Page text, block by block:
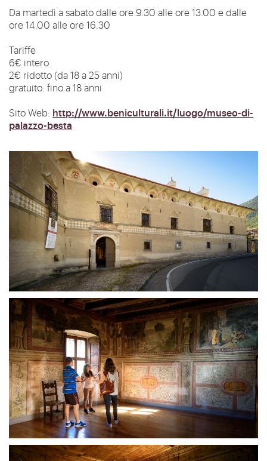
Da martedì a sabato dalle ore 9.30 alle ore 13.00 e dalle
ore 14.00 alle ore 16.30
Tariffe
6€ intero
2€ ridotto (da 18 a 25 anni)
gratuito: fino a 18 anni
Sito Web: http://www.beniculturali.it/luogo/museo-di-
palazzo-besta